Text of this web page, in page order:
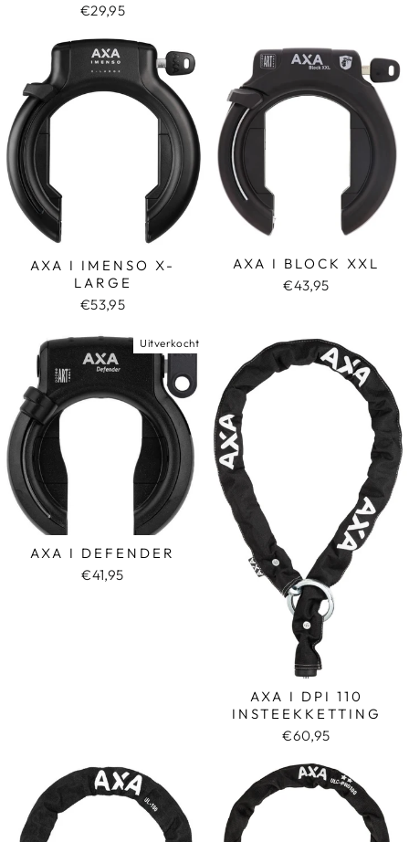
€29,95
AXA I IMENSO X-
LARGE
€53,95
AXA I BLOCK XXL
€43,95
Uitverkocht
AXA I DEFENDER
€41,95
AXA I DPI 110
INSTEEKKETTING
€60,95